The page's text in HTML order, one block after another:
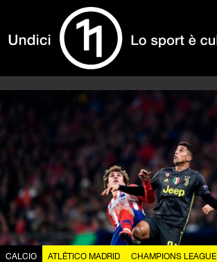
CALCIO ATLÉTICO MADRID CHAMPIONS LEAGUE